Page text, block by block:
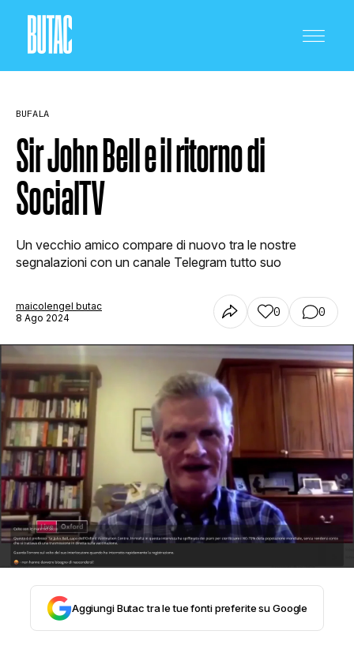
CRONACA E POLITICA
SCIENZA E TECNOLOGIA
SALUTE E MEDICINA
STORIA E CITAZIONI
INTRATTENIMENTO
COMPLOTTI, LEGGENDE URBANE ED
EVERGREEN
EDITORIALI
BUFALA
Sir John Bell e il ritorno di
SocialTV
Un vecchio amico compare di nuovo tra le nostre
segnalazioni con un canale Telegram tutto suo
maicolengel butac
8 Ago 2024
0 0
Aggiungi Butac tra le tue fonti preferite su Google